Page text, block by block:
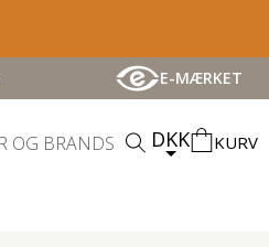
E-MÆRKET
DKK KURV